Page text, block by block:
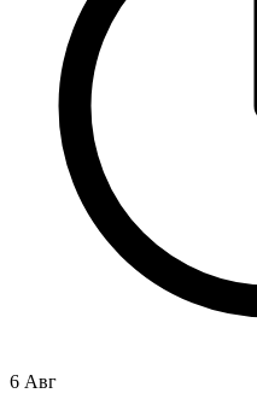
6 Авг